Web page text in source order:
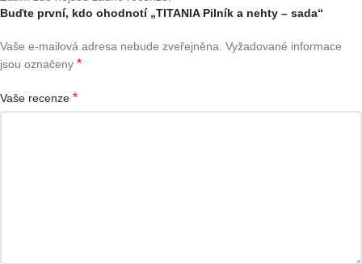
Buďte první, kdo ohodnotí „TITANIA Pilník a nehty – sada“
Vaše e-mailová adresa nebude zveřejněna. Vyžadované informace
jsou označeny *
Vaše recenze *